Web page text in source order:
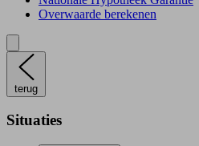
Overwaarde berekenen
terug
Situaties